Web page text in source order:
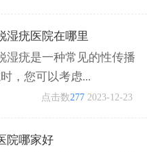
疣医院在哪里
疣是一种常见的性传播
，您可以考虑...
点击数277 2023-12-23
院哪家好